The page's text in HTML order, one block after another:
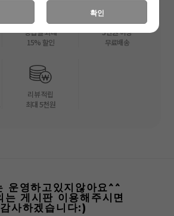
등급별 최대
15% 할인
3만원 이상
무료배송
리뷰 적립
최대 5천원
운영하고있지않아요^^
는 게시판 이용해주시면
감사하겠습니다:)
확인